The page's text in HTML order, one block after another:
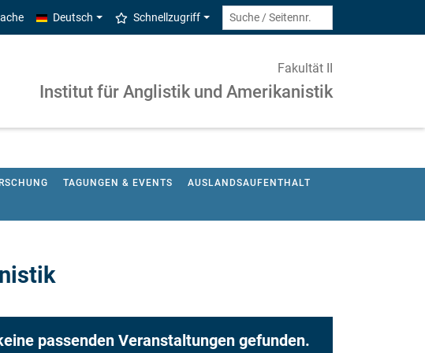
Deutsch Schnellzugriff
Fakultät II
Institut für Anglistik und Amerikanistik
TAGUNGEN & EVENTS AUSLANDSAUFENTHALT
Merkblatt zur Nutzung von
passenden Veranstaltungen gefunden.